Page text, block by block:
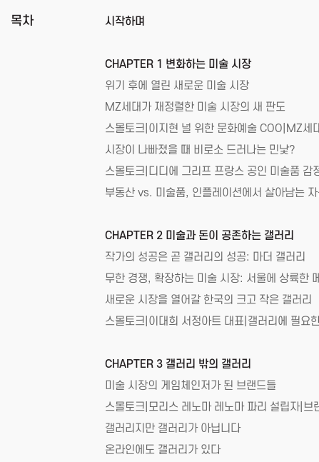
목차 시작하며
CHAPTER 1 변화하는 미술 시장
위기 후에 열린 새로운 미술 시장
MZ세대가 재정렬한 미술 시장의 새 판도
스몰토크|이지현 널 위한 문화예술 COO|MZ세
시장이 나빠졌을 때 비로소 드러나는 민낯?
스몰토크|디디에 그리프 프랑스 공인 미술품
부동산 vs. 미술품, 인플레이션에서 살아남는
CHAPTER 2 미술과 돈이 공존하는 갤러리
작가의 성공은 곧 갤러리의 성공: 마더 갤러리
무한 경쟁, 확장하는 미술 시장: 서울에 상륙한
새로운 시장을 열어갈 한국의 크고 작은 갤러리
스몰토크|이대희 서정아트 대표|갤러리에 필요
CHAPTER 3 갤러리 밖의 갤러리
미술 시장의 게임체인저가 된 브랜드들
스몰토크|모리스 레노마 레노마 파리 설립자|
갤러리지만 갤러리가 아닙니다
온라인에도 갤러리가 있다